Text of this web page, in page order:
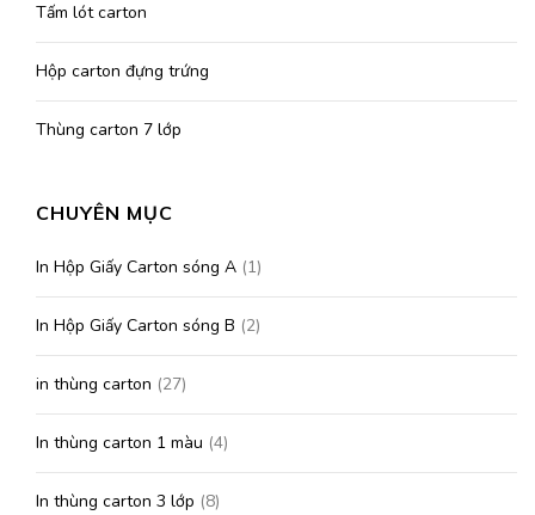
Tấm lót carton
Hộp carton đựng trứng
Thùng carton 7 lớp
CHUYÊN MỤC
In Hộp Giấy Carton sóng A (1)
In Hộp Giấy Carton sóng B (2)
in thùng carton (27)
In thùng carton 1 màu (4)
In thùng carton 3 lớp (8)